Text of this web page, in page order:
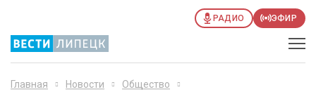
РАДИО ЭФИР
Главная Новости
Общество